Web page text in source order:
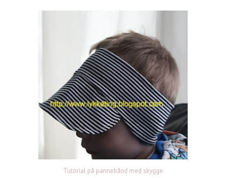
Tutorial på pannebånd med skygge